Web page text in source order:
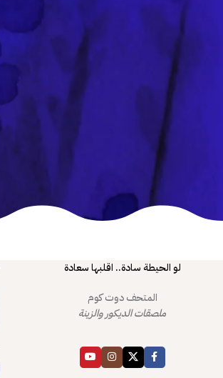
لو الحيطة سادة.. اقلبها سعادة
المتحف دوت كوم
ملصقات الديكور والزينة